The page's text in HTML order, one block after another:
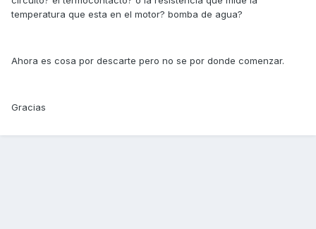
temperatura que esta en el motor? bomba de agua?
Ahora es cosa por descarte pero no se por donde comenzar.
Gracias